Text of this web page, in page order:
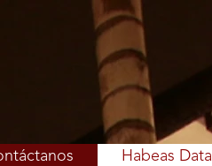
Habeas Data